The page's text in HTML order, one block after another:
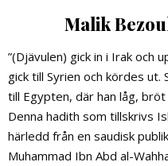
Malik
”(Djävulen) gick in i Irak och
gick till Syrien och kördes ut.
till Egypten, där han låg,
Denna hadith som tillskrivs
härledd från en saudisk
Muhammad Ibn Abd al-